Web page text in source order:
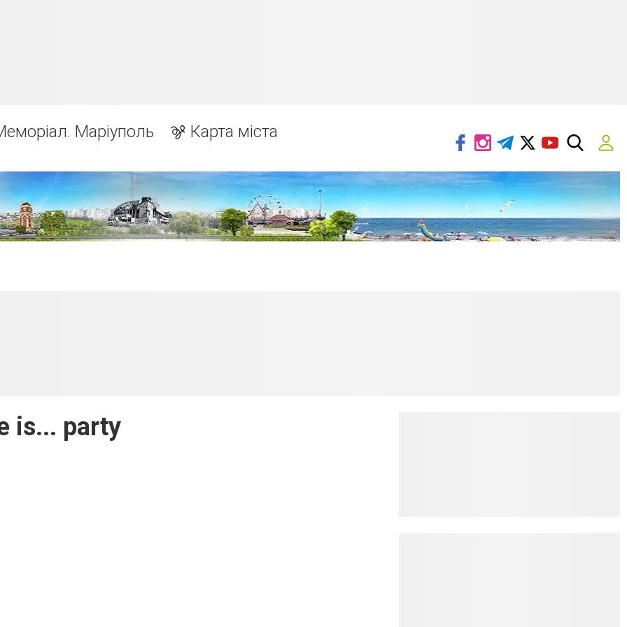
Маріуполь Карта міста
is... party